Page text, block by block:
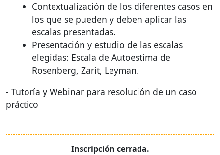
Contextualización de los diferentes casos en
los que se pueden y deben aplicar las
escalas presentadas.
Presentación y estudio de las escalas
elegidas: Escala de Autoestima de
Rosenberg, Zarit, Leyman.
- Tutoría y Webinar para resolución de un caso
práctico
Inscripción cerrada.